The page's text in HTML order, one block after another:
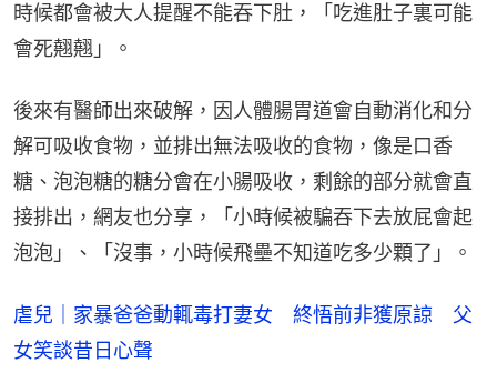
時候都會被大人提醒不能吞下肚，「吃進肚子裏可能
會死翹翹」。
後來有醫師出來破解，因人體腸胃道會自動消化和分
解可吸收食物，並排出無法吸收的食物，像是口香
糖、泡泡糖的糖分會在小腸吸收，剩餘的部分就會直
接排出，網友也分享，「小時候被騙吞下去放屁會起
泡泡」、「沒事，小時候飛壘不知道吃多少顆了」。
虐兒｜家暴爸爸動輒毒打妻女 終悟前非獲原諒 父
女笑談昔日心聲